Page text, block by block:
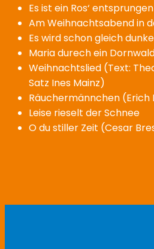
Es ist ein Ros‘
Am Weihnachtsabend in
Es wird schon gleich
Maria durech ein
Weihnachtslied (Text:
Satz Ines Mainz)
Räuchermännchen (Erich
Leise rieselt der Schnee
O du stiller Zeit (Cesar